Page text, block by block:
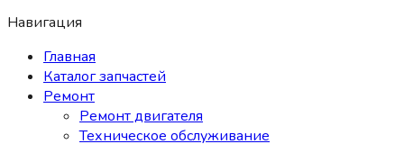
Навигация
Главная
Каталог запчастей
Ремонт
Ремонт двигателя
Техническое обслуживание